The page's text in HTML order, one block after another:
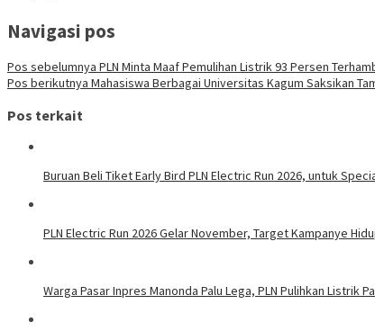
Navigasi pos
Pos sebelumnya PLN Minta Maaf Pemulihan Listrik 93 Persen
Pos berikutnya Mahasiswa Berbagai Universitas Kagum Saksikan
Pos terkait
Buruan Beli Tiket Early Bird PLN Electric Run 2026, untuk
PLN Electric Run 2026 Gelar November, Target Kampanye
Warga Pasar Inpres Manonda Palu Lega, PLN Pulihkan Listrik